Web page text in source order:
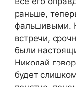
раньше,
фальшивыми.
встречи,
были
Николай
будет